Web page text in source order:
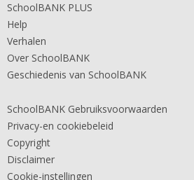
SchoolBANK PLUS
Help
Verhalen
Over SchoolBANK
Geschiedenis van SchoolBANK
SchoolBANK Gebruiksvoorwaarden
Privacy-en cookiebeleid
Copyright
Disclaimer
Cookie-instellingen